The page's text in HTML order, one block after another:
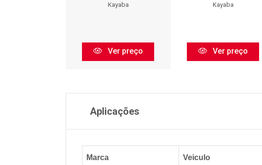
Kayaba
Ver preço
Kayaba
Ver preço
Aplicações
Marca Veiculo